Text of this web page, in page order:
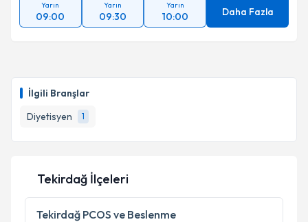
İlgili Branşlar
Diyetisyen
1
Yarın
09:00
Yarın
09:30
Yarın
10:00 Daha Fazla
Tekirdağ İlçeleri
Tekirdağ PCOS ve Beslenme